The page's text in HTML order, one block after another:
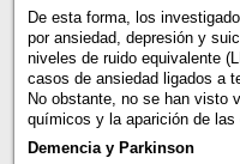
De esta forma, los
por ansiedad, depresión y
niveles de ruido equivalente
casos de ansiedad ligados a
No obstante, no se han visto
químicos y la aparición de
Demencia y Parkinson